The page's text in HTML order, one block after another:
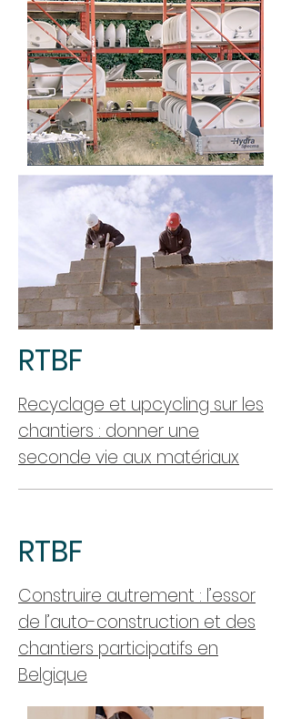
RTBF
Recyclage et upcycling sur les
chantiers : donner une
seconde vie aux matériaux
RTBF
Construire autrement : l’essor
de l’auto-construction et des
chantiers participatifs en
Belgique